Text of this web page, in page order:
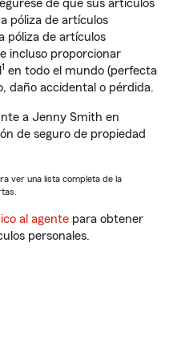
de que sus artículos
póliza de artículos
póliza de artículos
incluso proporcionar
1 en todo el mundo (perfecta
daño accidental o pérdida.
a Jenny Smith en
de seguro de propiedad
ver una lista completa de la
al agente para obtener
personales.